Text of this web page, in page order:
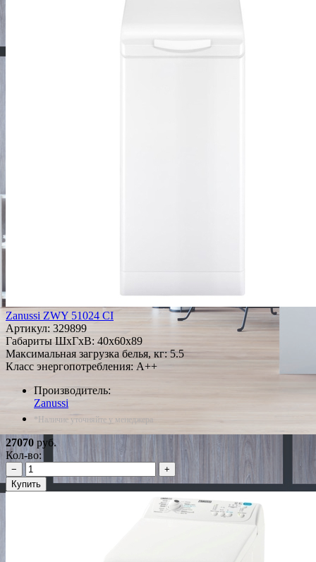
Zanussi ZWY 51024 СI
Артикул: 329899
Габариты ШxГxВ: 40x60x89
Максимальная загрузка белья, кг: 5.5
Класс энергопотребления: A++
Производитель:
Zanussi
*Наличие уточняйте у менеджера
27070 руб.
Кол-во:
−
+
Купить